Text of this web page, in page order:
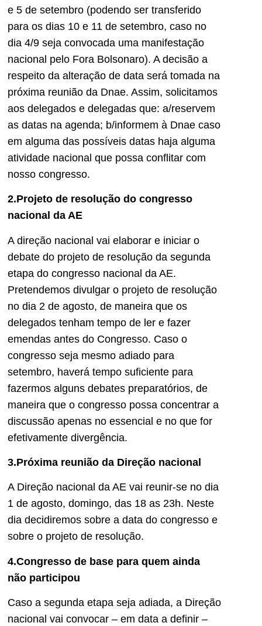
e 5 de setembro (podendo ser transferido
para os dias 10 e 11 de setembro, caso no
dia 4/9 seja convocada uma manifestação
nacional pelo Fora Bolsonaro). A decisão a
respeito da alteração de data será tomada na
próxima reunião da Dnae. Assim, solicitamos
aos delegados e delegadas que: a/reservem
as datas na agenda; b/informem à Dnae caso
em alguma das possíveis datas haja alguma
atividade nacional que possa conflitar com
nosso congresso.
2.Projeto de resolução do congresso
nacional da AE
A direção nacional vai elaborar e iniciar o
debate do projeto de resolução da segunda
etapa do congresso nacional da AE.
Pretendemos divulgar o projeto de resolução
no dia 2 de agosto, de maneira que os
delegados tenham tempo de ler e fazer
emendas antes do Congresso. Caso o
congresso seja mesmo adiado para
setembro, haverá tempo suficiente para
fazermos alguns debates preparatórios, de
maneira que o congresso possa concentrar a
discussão apenas no essencial e no que for
efetivamente divergência.
3.Próxima reunião da Direção nacional
A Direção nacional da AE vai reunir-se no dia
1 de agosto, domingo, das 18 as 23h. Neste
dia decidiremos sobre a data do congresso e
sobre o projeto de resolução.
4.Congresso de base para quem ainda
não participou
Caso a segunda etapa seja adiada, a Direção
nacional vai convocar – em data a definir –